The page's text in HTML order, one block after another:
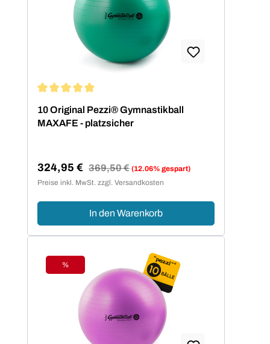
10 Original Pezzi® Gymnastikball
MAXAFE - platzsicher
Verkaufspreis:
324,95 € Regulärer Preis:
369,50 € (12.06% gespart)
Preise inkl. MwSt. zzgl. Versandkosten
In den Warenkorb
Rabatt
%